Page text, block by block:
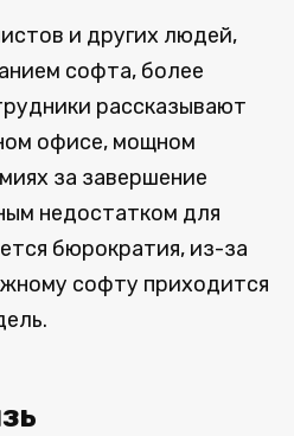
и других людей,
софта, более
рассказывают
офисе, мощном
за завершение
недостатком для
бюрократия, из-за
софту приходится